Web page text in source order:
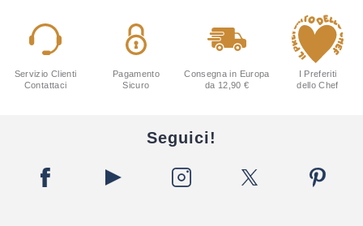
Servizio Clienti
Contattaci
Pagamento
Sicuro
Consegna in Europa
da 12,90 €
I Preferiti
dello Chef
Seguici!